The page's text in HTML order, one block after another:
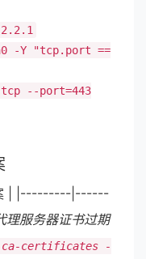
-Y "tcp.port ==
--port=443
案 | |---------|------
理服务器证书过期
ca-certificates -